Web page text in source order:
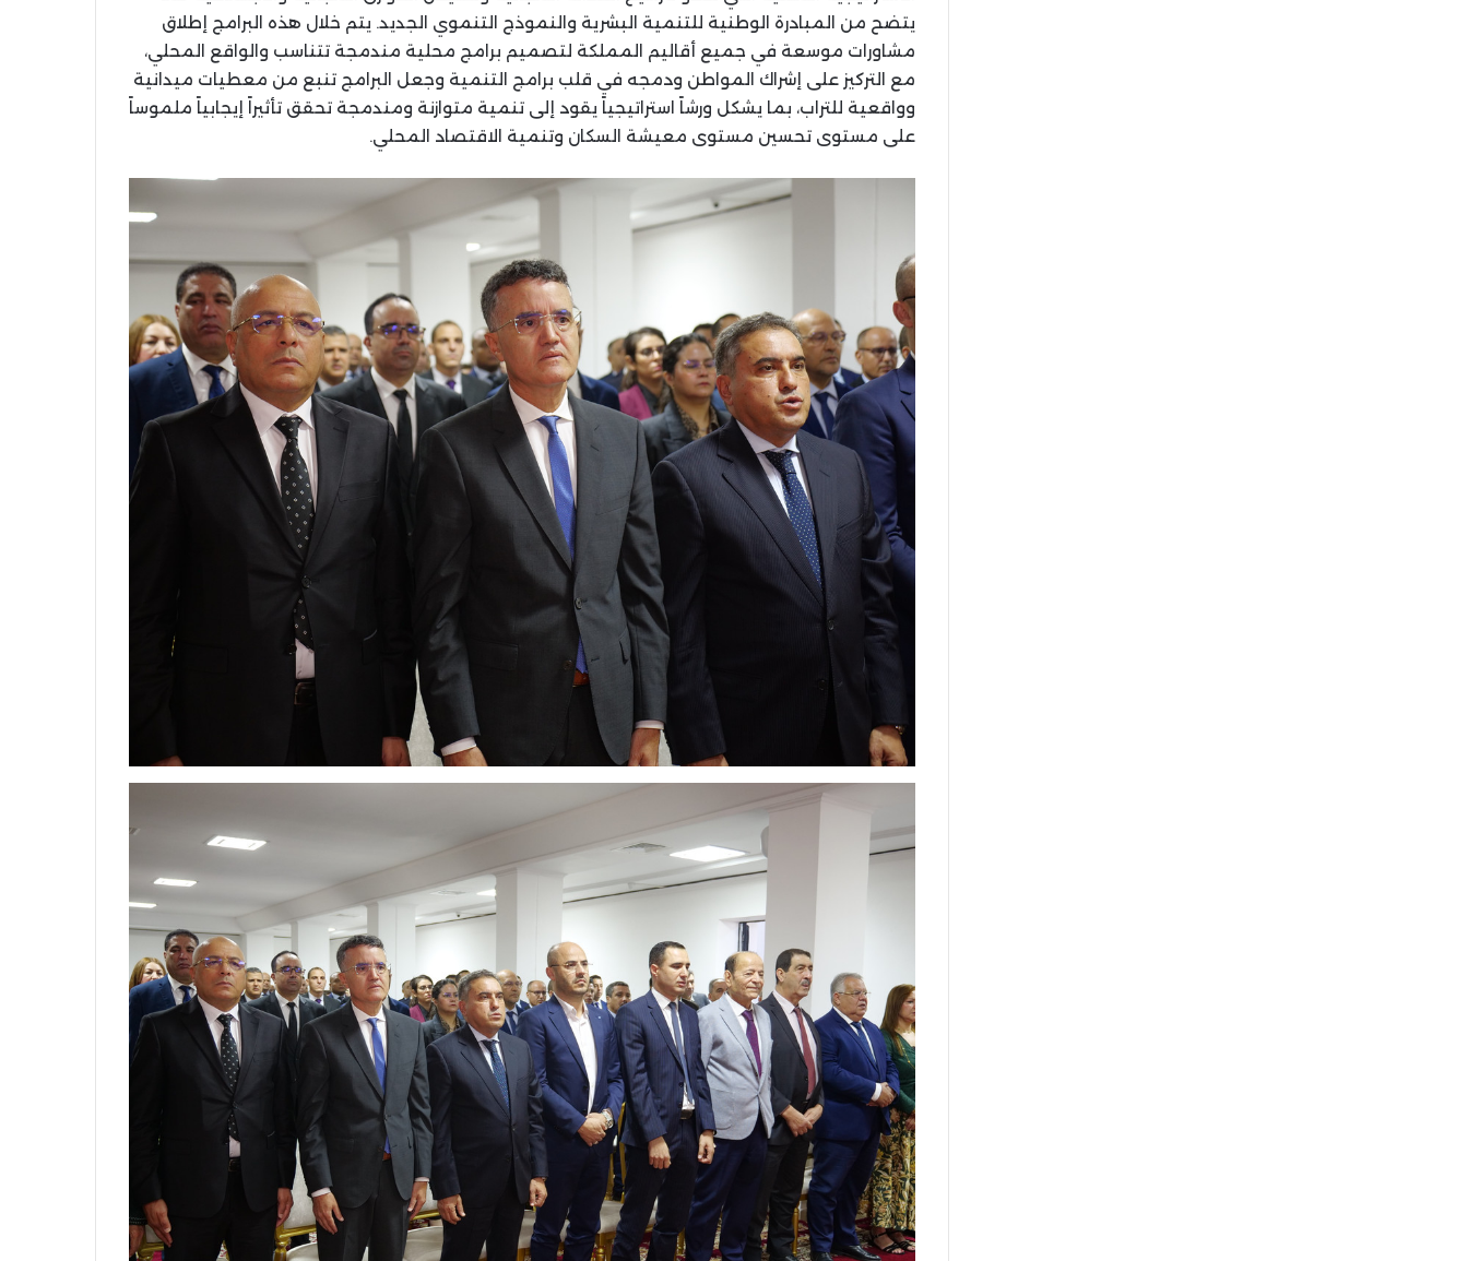
يتضح من المبادرة الوطنية للتنمية البشرية والنموذج التنموي الجديد. يتم خلال هذه البرامج إطلاق
مشاورات موسعة في جميع أقاليم المملكة لتصميم برامج محلية مندمجة تتناسب والواقع المحلي،
مع التركيز على إشراك المواطن ودمجه في قلب برامج التنمية وجعل البرامج تنبع من معطيات ميدانية
وواقعية للتراب، بما يشكل ورشاً استراتيجياً يقود إلى تنمية متوازنة ومندمجة تحقق تأثيراً إيجابياً ملموساً
على مستوى تحسين مستوى معيشة السكان وتنمية الاقتصاد المحلي.